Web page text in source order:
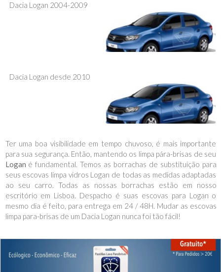
Dacia Logan 2004-2009
Dacia Logan desde 2010
Ter uma boa visibilidade em tempo chuvoso, é mais importante
para sua segurança. Então, mantendo os limpa pára-brisas de seu
Logan é fundamental. Temos as borrachas de substituição para
seus escovas limpa vidros Logan de todas as medidas adaptadas
ao seu carro. Todas as nossas borrachas estão em nosso
escritório em Lisboa. Despacho é suas escovas para Logan o
mesmo dia é feito, para entrega em 24 / 48H. Mudar as escovas
limpa para-brisas de um Dacia Logan nunca foi tão fácil!